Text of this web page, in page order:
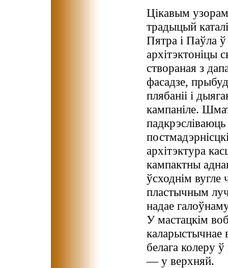
Цікавым
традыцый
Пятра і Паўла
архітэктоніцы
створаная з
фасадзе,
плябаніі і
кампаніле.
архітэктура
кампактны
ўсходнім вугле
пластычным
надае
У мастацкім
каларыстычнае
белага колеру
— у верхняй.